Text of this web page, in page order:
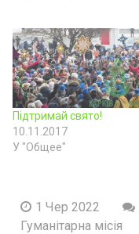
Підтримай свято!
10.11.2017
У "Общее"
1 Чер 2022
Гуманітарна місія